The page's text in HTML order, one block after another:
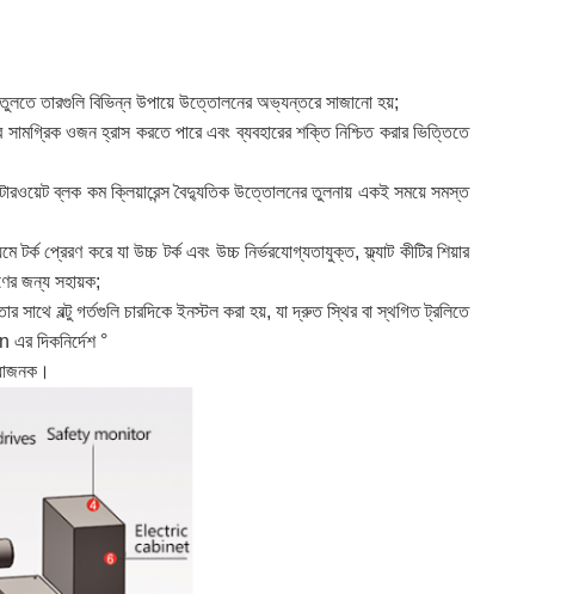
তারগুলি বিভিন্ন উপায়ে উত্তোলনের অভ্যন্তরে সাজানো হয়;
ওজন হ্রাস করতে পারে এবং ব্যবহারের শক্তি নিশ্চিত করার ভিত্তিতে
ব্লক কম ক্লিয়ারেন্স বৈদ্যুতিক উত্তোলনের তুলনায় একই সময়ে সমস্ত
প্রেরণ করে যা উচ্চ টর্ক এবং উচ্চ নির্ভরযোগ্যতাযুক্ত, ফ্ল্যাট কীটির শিয়ার
জন্য সহায়ক;
সাথে বল্টু গর্তগুলি চারদিকে ইনস্টল করা হয়, যা দ্রুত স্থির বা স্থগিত ট্রলিতে
দিকনির্দেশ °